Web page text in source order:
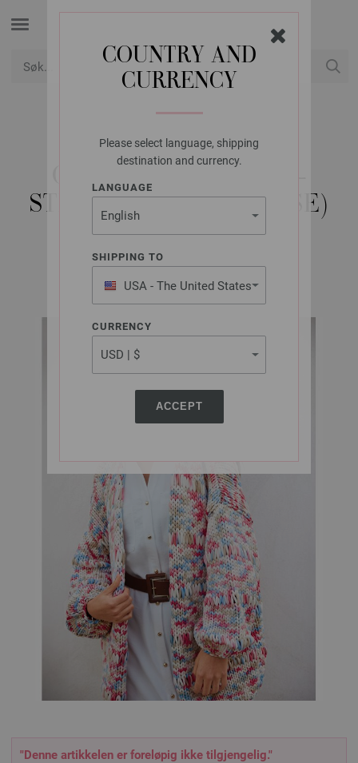
COUNTRY AND
CURRENCY
Please select language, shipping
destination and currency.
LANGUAGE
SHIPPING TO
USA - The United States
of America
CURRENCY
ACCEPT
LANA GROSSA
CARDIGAN GELATO -
STRIKKEOPPSKRIFT (SE)
GELATO Booklet | Modell 2
"Denne artikkelen er foreløpig ikke tilgjengelig."